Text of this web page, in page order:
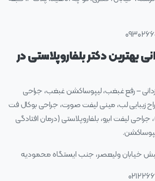
بهترین دکتر بلفاروپلاستی در
– رفع غبغب، لیپوساکشن غبغب، جراحی
زیبایی لب، مینی لیفت صورت، جراحی بوکال فت
لیفت ابرو، بلفاروپلاستی (درمان افتادگی
نبش خیابان ولیعصر، جنب ایستگاه محمودیه